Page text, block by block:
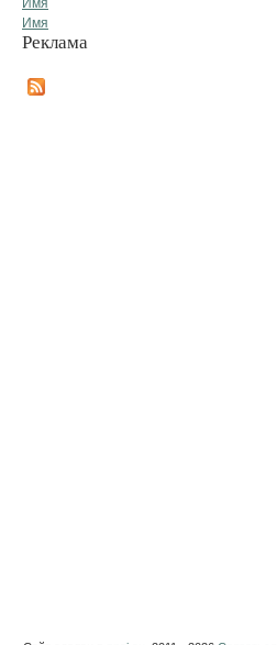
Имя
Реклама